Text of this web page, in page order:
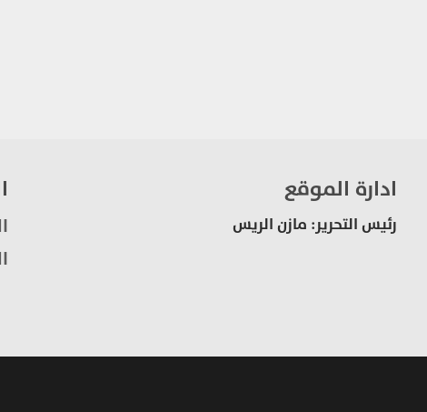
ادارة الموقع
رئيس التحرير: مازن الريس